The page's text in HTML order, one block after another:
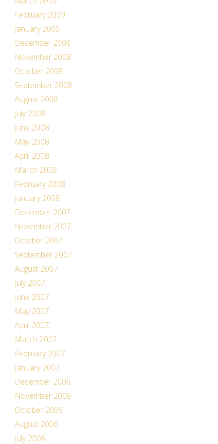
February 2009
January 2009
December 2008
November 2008
October 2008
September 2008
August 2008
July 2008
June 2008
May 2008
April 2008
March 2008
February 2008
January 2008
December 2007
November 2007
October 2007
September 2007
August 2007
July 2007
June 2007
May 2007
April 2007
March 2007
February 2007
January 2007
December 2006
November 2006
October 2006
August 2006
July 2006